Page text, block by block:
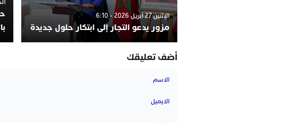
الإثنين 27 أبريل 2026 - 6:10
مزور يدعو التجار إلى ابتكار حلول جديدة
أضف تعليقك